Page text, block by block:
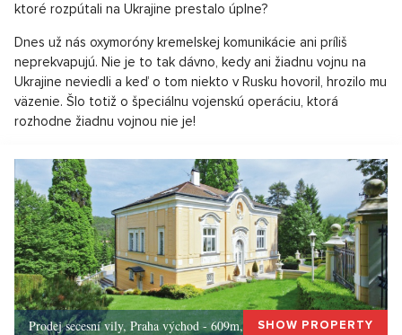
ktoré rozpútali na Ukrajine prestalo úplne?
Dnes už nás oxymoróny kremelskej komunikácie ani príliš
neprekvapujú. Nie je to tak dávno, kedy ani žiadnu vojnu na
Ukrajine neviedli a keď o tom niekto v Rusku hovoril, hrozilo mu
väzenie. Šlo totiž o špeciálnu vojenskú operáciu, ktorá
rozhodne žiadnu vojnou nie je!
Prodej secesní vily, Praha východ - 609m, Okolí PrahySHOW PROPERTY